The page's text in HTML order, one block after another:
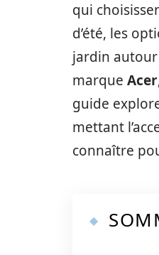
qui
d’été, les
jardin autour
marque Acer
guide
mettant
connaître